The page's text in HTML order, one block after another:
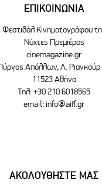
ΕΠΙΚΟΙΝΩΝΙΑ
Φεστιβάλ Κινηματογράφου
Νύχτες Πρεμιέρας
cinemagazine.gr
Απόλλων, Λ. Ριανκούρ
11523 Αθήνα
Τηλ: +30 210 6018565
email: info@aiff.gr
ΑΚΟΛΟΥΘΗΣΤΕ ΜΑΣ